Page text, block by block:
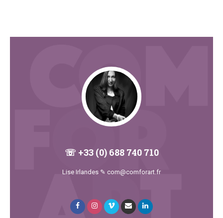
☏ +33 (0) 688 740 710
Lise Irlandes ✎ com@comforart.fr